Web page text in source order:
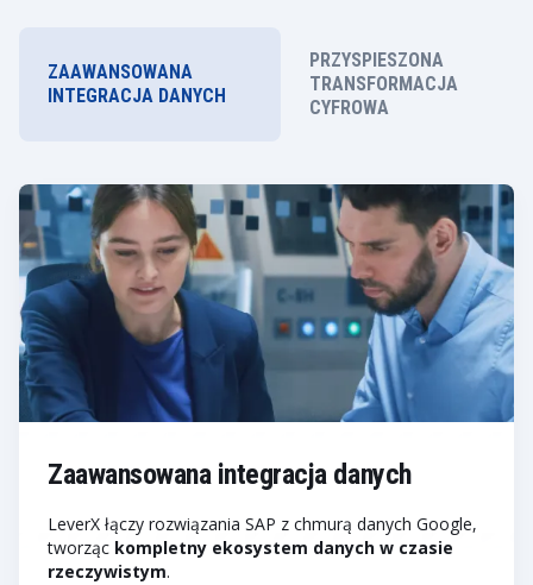
ZAAWANSOWANA
INTEGRACJA DANYCH
PRZYSPIESZONA
TRANSFORMACJA
CYFROWA
Zaawansowana integracja danych
LeverX łączy rozwiązania SAP z chmurą danych Google,
tworząc kompletny ekosystem danych w czasie
rzeczywistym.